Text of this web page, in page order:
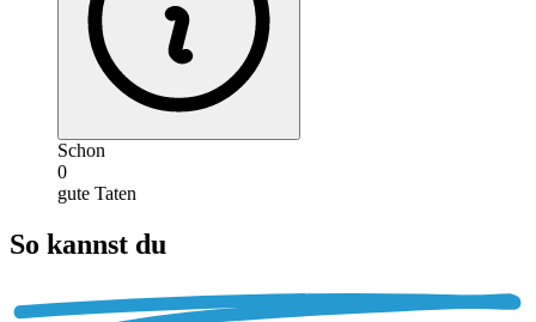
Schon
0
gute Taten
So kannst du